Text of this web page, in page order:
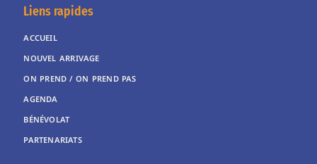
Liens rapides
ACCUEIL
NOUVEL ARRIVAGE
ON PREND / ON PREND PAS
AGENDA
BÉNÉVOLAT
PARTENARIATS